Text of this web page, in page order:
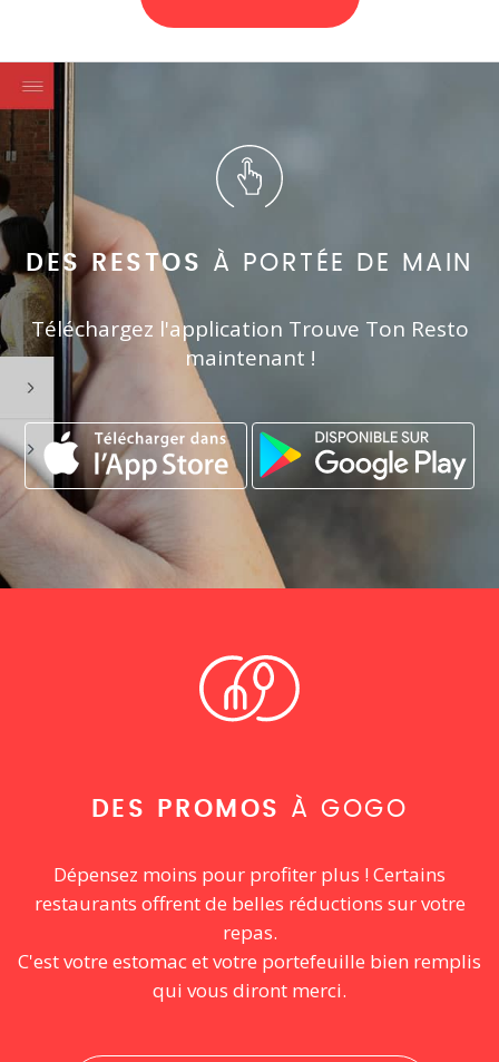
DES RESTOS À PORTÉE DE MAIN
Téléchargez l'application Trouve Ton Resto
maintenant !
DES PROMOS À GOGO
Dépensez moins pour profiter plus ! Certains
restaurants offrent de belles réductions sur votre
repas.
C'est votre estomac et votre portefeuille bien remplis
qui vous diront merci.